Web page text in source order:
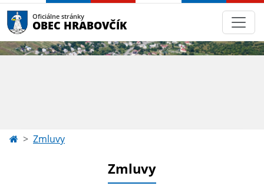
Oficiálne stránky
OBEC HRABOVČÍK
Zmluvy
Zmluvy